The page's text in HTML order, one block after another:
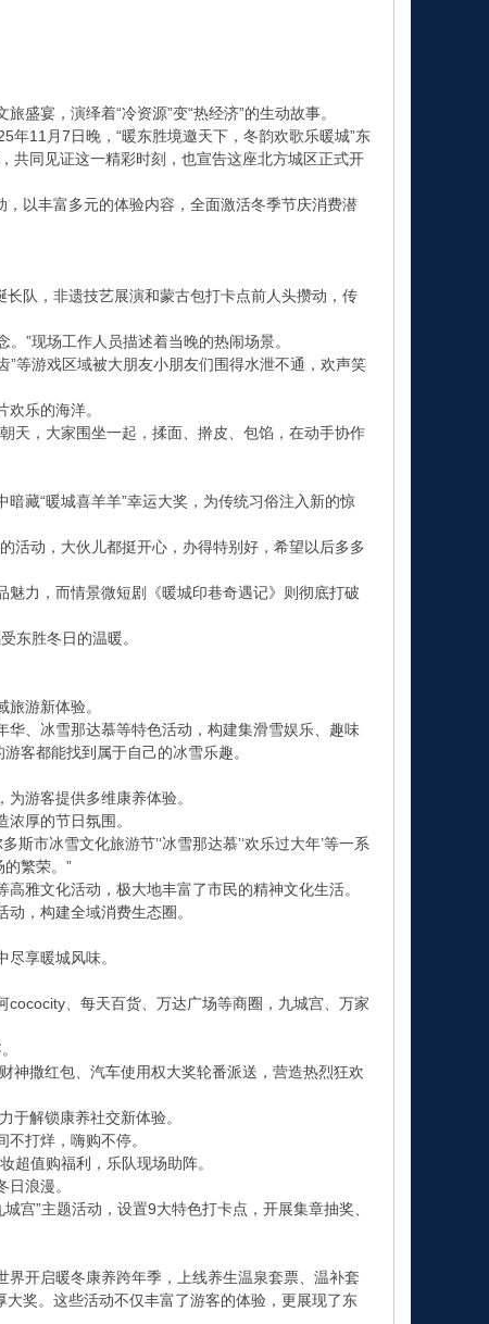
宴，演绎着“冷资源”变“热经济”的生动故事。
11月7日晚，“暖东胜境邀天下，冬韵欢歌乐暖城”东
共同见证这一精彩时刻，也宣告这座北方城区正式开
以丰富多元的体验内容，全面激活冬季节庆消费潜
队，非遗技艺展演和蒙古包打卡点前人头攒动，传
”现场工作人员描述着当晚的热闹场景。
等游戏区域被大朋友小朋友们围得水泄不通，欢声笑
乐的海洋。
天，大家围坐一起，揉面、擀皮、包馅，在动手协作
藏“暖城喜羊羊”幸运大奖，为传统习俗注入新的惊
动，大伙儿都挺开心，办得特别好，希望以后多多
力，而情景微短剧《暖城印巷奇遇记》则彻底打破
东胜冬日的温暖。
游新体验。
、冰雪那达慕等特色活动，构建集滑雪娱乐、趣味
客都能找到属于自己的冰雪乐趣。
游客提供多维康养体验。
厚的节日氛围。
冰雪文化旅游节’‘冰雪那达慕’‘欢乐过大年’等一系
繁荣。”
文化活动，极大地丰富了市民的精神文化生活。
，构建全域消费生态圈。
享暖城风味。
、每天百货、万达广场等商圈，九城宫、万家
撒红包、汽车使用权大奖轮番派送，营造热烈狂欢
解锁康养社交新体验。
打烊，嗨购不停。
超值购福利，乐队现场助阵。
浪漫。
”主题活动，设置9大特色打卡点，开展集章抽奖、
开启暖冬康养跨年季，上线养生温泉套票、温补套
奖。这些活动不仅丰富了游客的体验，更展现了东